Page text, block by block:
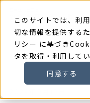
このサイトでは、利
切な情報を提供する
リシー に基づき
タを取得・利用してい
同意する
本
TOP